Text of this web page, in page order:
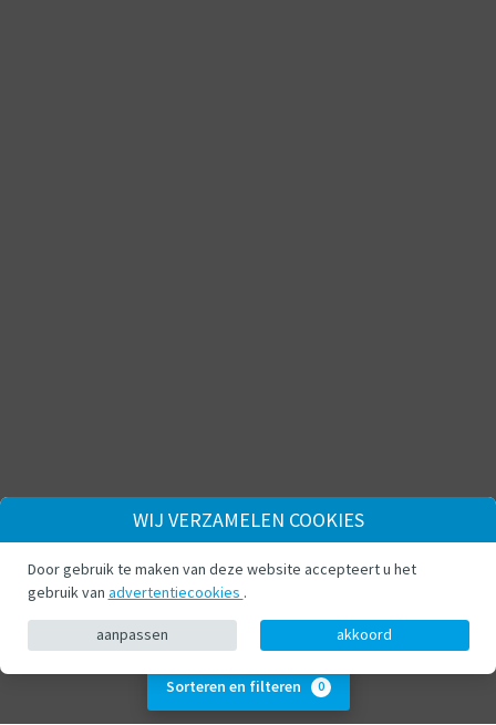
Sorteren en filteren 0
WIJ VERZAMELEN COOKIES
Door gebruik te maken van deze website accepteert u het
gebruik van advertentiecookies .
aanpassen akkoord